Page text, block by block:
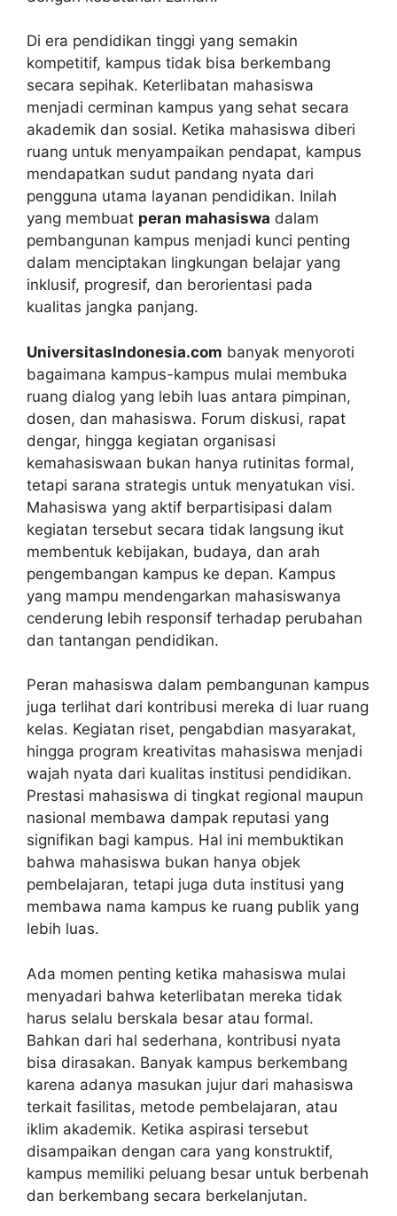
Di era pendidikan tinggi yang semakin
kompetitif, kampus tidak bisa berkembang
secara sepihak. Keterlibatan mahasiswa
menjadi cerminan kampus yang sehat secara
akademik dan sosial. Ketika mahasiswa diberi
ruang untuk menyampaikan pendapat, kampus
mendapatkan sudut pandang nyata dari
pengguna utama layanan pendidikan. Inilah
yang membuat peran mahasiswa dalam
pembangunan kampus menjadi kunci penting
dalam menciptakan lingkungan belajar yang
inklusif, progresif, dan berorientasi pada
kualitas jangka panjang.
UniversitasIndonesia.com banyak menyoroti
bagaimana kampus-kampus mulai membuka
ruang dialog yang lebih luas antara pimpinan,
dosen, dan mahasiswa. Forum diskusi, rapat
dengar, hingga kegiatan organisasi
kemahasiswaan bukan hanya rutinitas formal,
tetapi sarana strategis untuk menyatukan visi.
Mahasiswa yang aktif berpartisipasi dalam
kegiatan tersebut secara tidak langsung ikut
membentuk kebijakan, budaya, dan arah
pengembangan kampus ke depan. Kampus
yang mampu mendengarkan mahasiswanya
cenderung lebih responsif terhadap perubahan
dan tantangan pendidikan.
Peran mahasiswa dalam pembangunan kampus
juga terlihat dari kontribusi mereka di luar ruang
kelas. Kegiatan riset, pengabdian masyarakat,
hingga program kreativitas mahasiswa menjadi
wajah nyata dari kualitas institusi pendidikan.
Prestasi mahasiswa di tingkat regional maupun
nasional membawa dampak reputasi yang
signifikan bagi kampus. Hal ini membuktikan
bahwa mahasiswa bukan hanya objek
pembelajaran, tetapi juga duta institusi yang
membawa nama kampus ke ruang publik yang
lebih luas.
Ada momen penting ketika mahasiswa mulai
menyadari bahwa keterlibatan mereka tidak
harus selalu berskala besar atau formal.
Bahkan dari hal sederhana, kontribusi nyata
bisa dirasakan. Banyak kampus berkembang
karena adanya masukan jujur dari mahasiswa
terkait fasilitas, metode pembelajaran, atau
iklim akademik. Ketika aspirasi tersebut
disampaikan dengan cara yang konstruktif,
kampus memiliki peluang besar untuk berbenah
dan berkembang secara berkelanjutan.